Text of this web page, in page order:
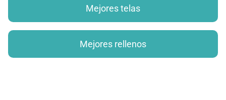
Mejores telas
Mejores rellenos